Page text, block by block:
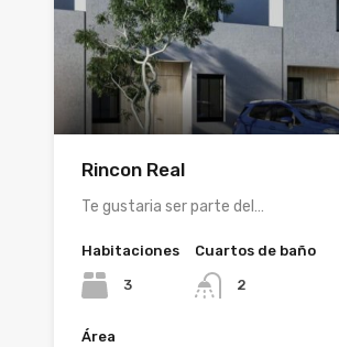
Rincon Real
Te gustaria ser parte del…
Habitaciones
3
Cuartos de baño
2
Área